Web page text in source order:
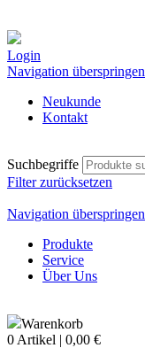
Login
Navigation überspringen
Neukunde
Kontakt
Suchbegriffe
Filter zurücksetzen
Navigation überspringen
Produkte
Service
Über Uns
Warenkorb
0 Artikel | 0,00 €